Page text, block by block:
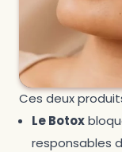
Ces deux
Le Botox
responsables